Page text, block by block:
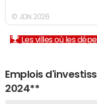
© JDN 2026
Les villes où les
Emplois
2024**